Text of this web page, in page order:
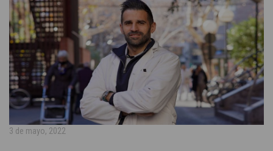
3 de mayo, 2022